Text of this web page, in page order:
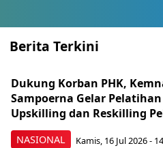
Berita Terkini
NASIONAL
Dukung Korban PHK,
Sampoerna Gelar Pelatihan
Upskilling dan Reskilling
Kamis, 16 Jul 2026 -